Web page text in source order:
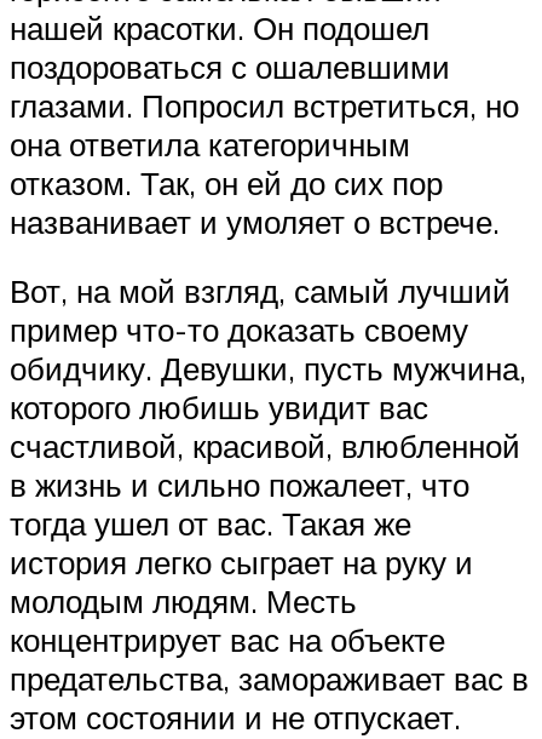
нашей красотки. Он подошел
поздороваться с ошалевшими
глазами. Попросил встретиться, но
она ответила категоричным
отказом. Так, он ей до сих пор
названивает и умоляет о встрече.
Вот, на мой взгляд, самый лучший
пример что-то доказать своему
обидчику. Девушки, пусть мужчина,
которого любишь увидит вас
счастливой, красивой, влюбленной
в жизнь и сильно пожалеет, что
тогда ушел от вас. Такая же
история легко сыграет на руку и
молодым людям. Месть
концентрирует вас на объекте
предательства, замораживает вас в
этом состоянии и не отпускает.